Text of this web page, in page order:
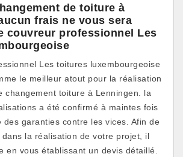
de toiture à
frais ne vous sera
couvreur professionnel Les
Les toitures luxembourgeoise
le meilleur atout pour la réalisation
changement toiture à Lenningen. la
a été confirmé à maintes fois
garanties contre les vices. Afin de
la réalisation de votre projet, il
en vous établissant un devis détaillé.